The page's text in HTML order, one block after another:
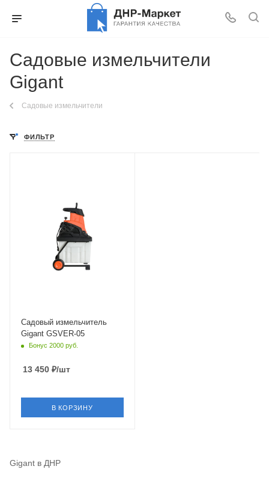
Садовые измельчители
Gigant
Садовые измельчители
ФИЛЬТР
Садовый измельчитель
Gigant GSVER-05
Бонус 2000 руб.
13 450 ₽/шт
В КОРЗИНУ
Gigant в ДНР